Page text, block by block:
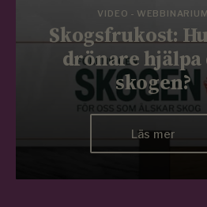
VIDEO - WEBBINARIUM
Skogsfrukost:
drönare hjälpa
skogen?
Läs mer